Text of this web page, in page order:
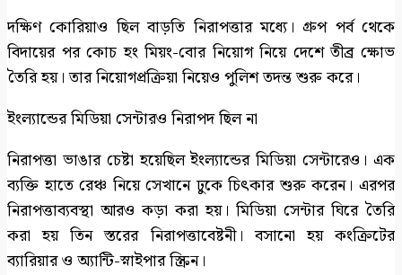
দক্ষিণ কোরিয়াও ছিল বাড়তি নিরাপত্তার মধ্যে। গ্রুপ পর্ব থেকে
বিদায়ের পর কোচ হং মিয়ং-বোর নিয়োগ নিয়ে দেশে তীব্র ক্ষোভ
তৈরি হয়। তার নিয়োগপ্রক্রিয়া নিয়েও পুলিশ তদন্ত শুরু করে।
ইংল্যান্ডের মিডিয়া সেন্টারও নিরাপদ ছিল না
নিরাপত্তা ভাঙার চেষ্টা হয়েছিল ইংল্যান্ডের মিডিয়া সেন্টারেও। এক
ব্যক্তি হাতে রেঞ্চ নিয়ে সেখানে ঢুকে চিৎকার শুরু করেন। এরপর
নিরাপত্তাব্যবস্থা আরও কড়া করা হয়। মিডিয়া সেন্টার ঘিরে তৈরি
করা হয় তিন স্তরের নিরাপত্তাবেষ্টনী। বসানো হয় কংক্রিটের
ব্যারিয়ার ও অ্যান্টি-স্নাইপার স্ক্রিন।